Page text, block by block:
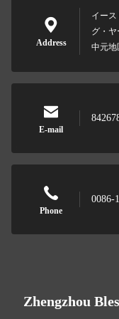
Address
イー
グ・
中元地
E-mail
Phone
0086-
Zhengzhou